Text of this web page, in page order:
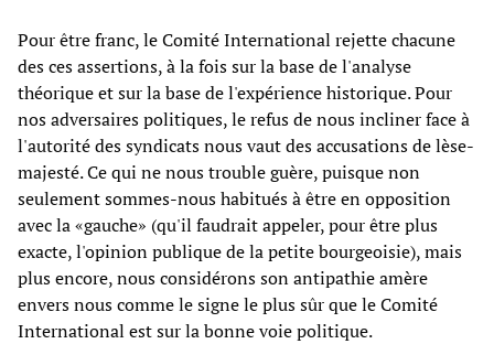
Pour être franc, le Comité International rejette chacune
des ces assertions, à la fois sur la base de l'analyse
théorique et sur la base de l'expérience historique. Pour
nos adversaires politiques, le refus de nous incliner face à
l'autorité des syndicats nous vaut des accusations de lèse-
majesté. Ce qui ne nous trouble guère, puisque non
seulement sommes-nous habitués à être en opposition
avec la «gauche» (qu'il faudrait appeler, pour être plus
exacte, l'opinion publique de la petite bourgeoisie), mais
plus encore, nous considérons son antipathie amère
envers nous comme le signe le plus sûr que le Comité
International est sur la bonne voie politique.